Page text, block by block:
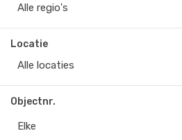
Alle regio's
Locatie
Alle locaties
Objectnr.